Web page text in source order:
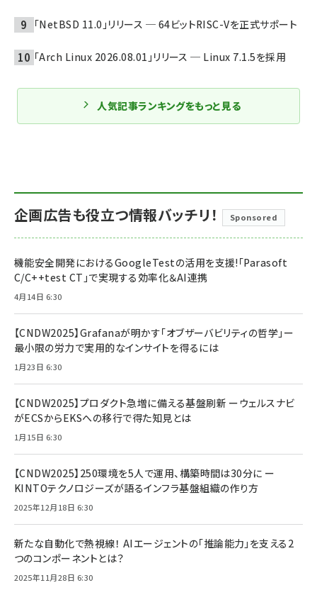
「NetBSD 11.0」リリース ─ 64ビットRISC-Vを正式サポート
「Arch Linux 2026.08.01」リリース ─ Linux 7.1.5を採用
人気記事ランキングをもっと見る
企画広告も役立つ情報バッチリ！ Sponsored
機能安全開発におけるGoogleTestの活用を支援!「Parasoft
C/C++test CT」で実現する効率化＆AI連携
4月14日 6:30
【CNDW2025】Grafanaが明かす「オブザーバビリティの哲学」ー
最小限の労力で実用的なインサイトを得るには
1月23日 6:30
【CNDW2025】プロダクト急増に備える基盤刷新 ーウェルスナビ
がECSからEKSへの移行で得た知見とは
1月15日 6:30
【CNDW2025】250環境を5人で運用、構築時間は30分に ー
KINTOテクノロジーズが語るインフラ基盤組織の作り方
2025年12月18日 6:30
新たな自動化で熱視線！ AIエージェントの「推論能力」を支える2
つのコンポーネントとは？
2025年11月28日 6:30